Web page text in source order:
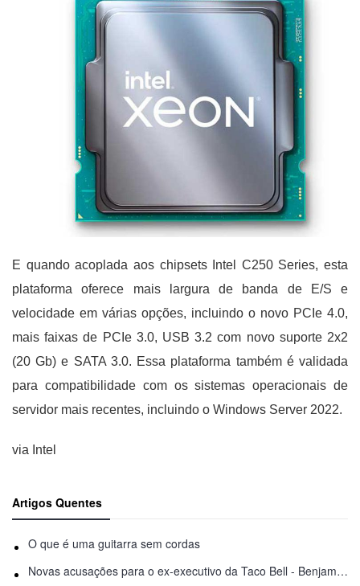
E quando acoplada aos chipsets Intel C250 Series, esta
plataforma oferece mais largura de banda de E/S e
velocidade em várias opções, incluindo o novo PCIe 4.0,
mais faixas de PCIe 3.0, USB 3.2 com novo suporte 2x2
(20 Gb) e SATA 3.0. Essa plataforma também é validada
para compatibilidade com os sistemas operacionais de
servidor mais recentes, incluindo o Windows Server 2022.
via Intel
Artigos Quentes
O que é uma guitarra sem cordas
Novas acusações para o ex-executivo da Taco Bell - Benjamin Golden - na briga do Uber